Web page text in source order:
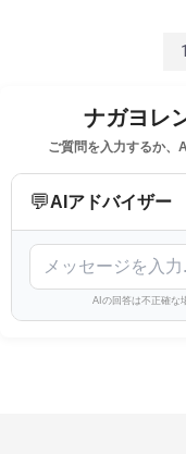
1
ナガヨレ
ご質問を入力するか、
💬AIアドバイザー
AIの回答は不正確な